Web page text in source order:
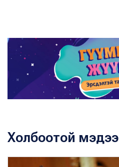
Холбоотой мэдээ